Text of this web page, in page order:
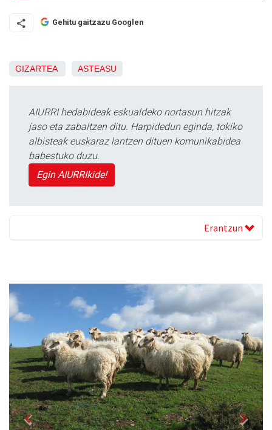
Gehitu gaitzazu Googlen
GIZARTEA ASTEASU
AIURRI hedabideak eskualdeko nortasun hitzak
jaso eta zabaltzen ditu. Harpidedun eginda, tokiko
albisteak euskaraz lantzen dituen komunikabidea
babestuko duzu.
Egin AIURRIkide!
Erantzun